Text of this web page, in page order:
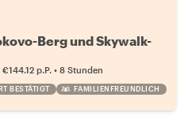
Berg und Skywalk-
€144.12 p.P. • 8 Stunden
BESTÄTIGT FAMILIENFREUNDLICH